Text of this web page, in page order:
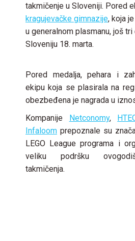
takmičenje u Sloveniji. Pored
kragujevačke gimnazije, koja
u generalnom plasmanu, još
Sloveniju 18. marta.
Pored medalja, pehara i
ekipu koja se plasirala na
obezbeđena je nagrada u
Kompanije Netconomy,
Infaloom prepoznale su
LEGO League programa i
veliku podršku
takmičenja.